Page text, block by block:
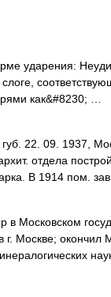
ударения:
как&#8230; …
22. 09. 1937,
отдела
В 1914 пом.
Московском
Москве; окончил